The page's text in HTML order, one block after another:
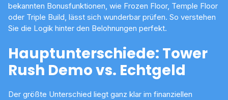
bekannten Bonusfunktionen, wie Frozen Floor, Temple Floor
oder Triple Build, lässt sich wunderbar prüfen. So verstehen
Sie die Logik hinter den Belohnungen perfekt.
Hauptunterschiede: Tower
Rush Demo vs. Echtgeld
Der größte Unterschied liegt ganz klar im finanziellen